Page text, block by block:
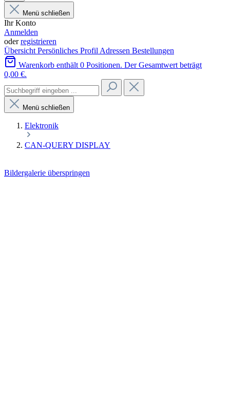
Menü schließen
Ihr Konto
Anmelden
oderregistrieren
Übersicht Persönliches Profil Adressen Bestellungen
Warenkorb enthält 0 Positionen. Der Gesamtwert beträgt
0,00 €.
Menü schließen
Elektronik
CAN-QUERY DISPLAY
Bildergalerie überspringen